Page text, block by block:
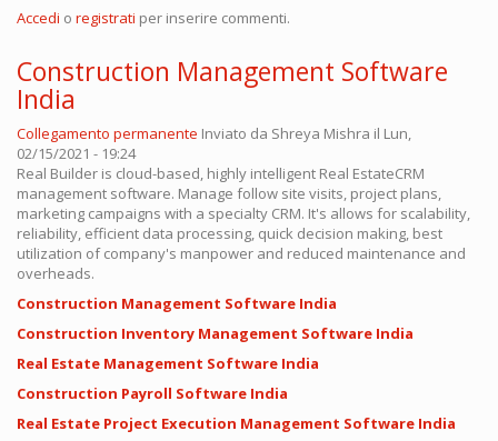
Accedi o registrati per inserire commenti.
Construction Management Software
India
Collegamento permanente Inviato da Shreya Mishra il Lun,
02/15/2021 - 19:24
Real Builder is cloud-based, highly intelligent Real EstateCRM
management software. Manage follow site visits, project plans,
marketing campaigns with a specialty CRM. It's allows for scalability,
reliability, efficient data processing, quick decision making, best
utilization of company's manpower and reduced maintenance and
overheads.
Construction Management Software India
Construction Inventory Management Software India
Real Estate Management Software India
Construction Payroll Software India
Real Estate Project Execution Management Software India